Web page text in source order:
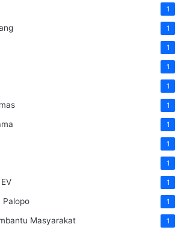
1
1
1
1
1
1
1
1
1
1
Palopo 1
Masyarakat 1